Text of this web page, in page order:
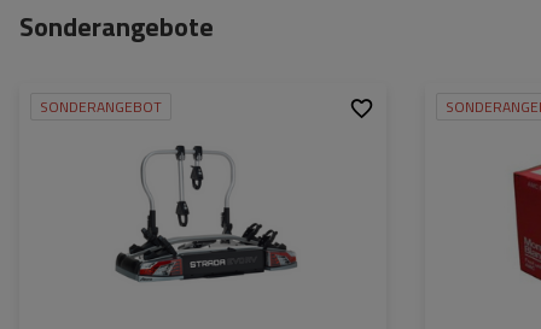
Sonderangebote
SONDERANGEBOT
30 kg
60 kg
Max. Radabstand:
1150 mm
Abstand zwischen den